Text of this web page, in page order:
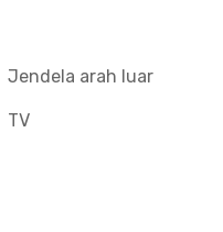
Jendela arah luar
TV